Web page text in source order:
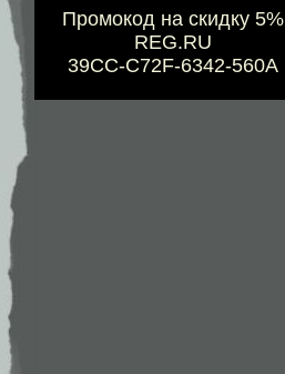
Промокод на скидку 5%
REG.RU
39CC-C72F-6342-560A